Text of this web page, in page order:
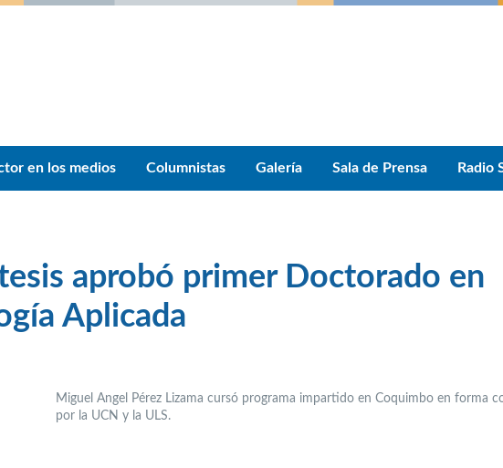
en los medios Columnistas Galería Sala de Prensa Radio
aprobó primer Doctorado en
Aplicada
Miguel Angel Pérez Lizama cursó programa impartido en Coquimbo en forma
por la UCN y la ULS.